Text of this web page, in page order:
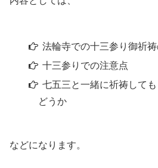
法輪寺での十三参り御祈
十三参りでの注意点
七五三と一緒に祈祷して
どうか
などになります。